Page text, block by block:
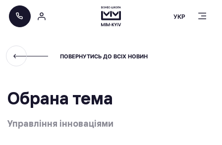
УКР
ПОВЕРНУТИСЬ ДО ВСІХ НОВИН
Обрана тема
Управління інноваціями